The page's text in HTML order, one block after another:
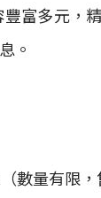
富多元，
。
數量有限，